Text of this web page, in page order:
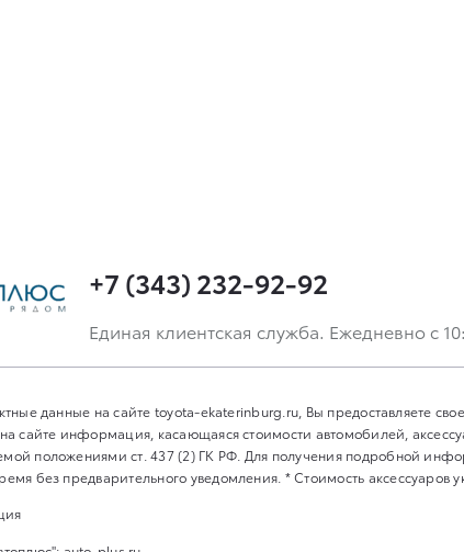
+7 (343) 232-92-92
Единая клиентская служба. Ежедневно с
данные на сайте toyota-ekaterinburg.ru, Вы предоставляете
на сайте информация, касающаяся стоимости автомобилей,
положениями ст. 437 (2) ГК РФ. Для получения подробной
без предварительного уведомления. * Стоимость аксессуаров